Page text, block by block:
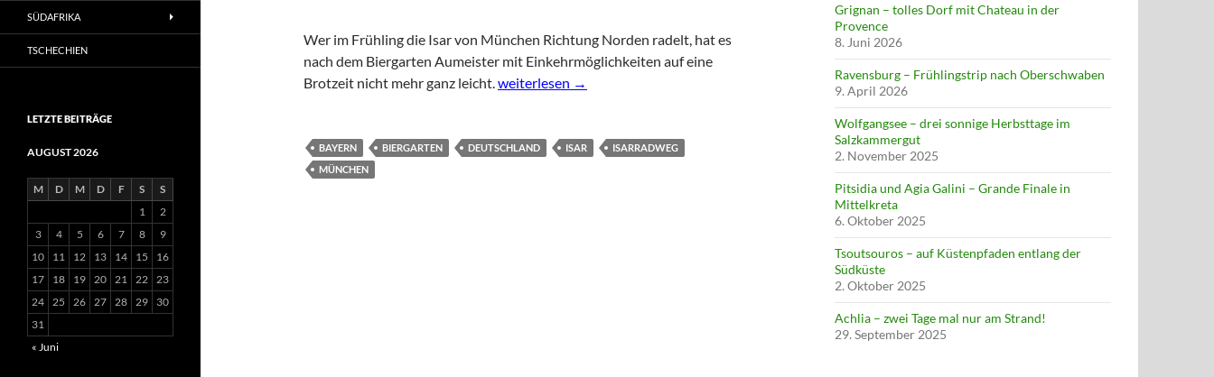
Wer im Frühling die Isar von München Richtung Norden radelt, hat es
nach dem Biergarten Aumeister mit Einkehrmöglichkeiten auf eine
Brotzeit nicht mehr ganz leicht.Isarradweg im Münchner Norden mit Rast im Biergarten Zur Mühle in Ismaning
weiterlesen →
BAYERN BIERGARTEN DEUTSCHLAND ISAR
ISARRADWEG
MÜNCHEN
Grignan – tolles Dorf mit Chateau in der
Provence
8. Juni 2026
Ravensburg – Frühlingstrip nach Oberschwaben
9. April 2026
Wolfgangsee – drei sonnige Herbsttage im
Salzkammergut
2. November 2025
Pitsidia und Agia Galini – Grande Finale in
Mittelkreta
6. Oktober 2025
Tsoutsouros – auf Küstenpfaden entlang der
Südküste
2. Oktober 2025
Achlia – zwei Tage mal nur am Strand!
29. September 2025
SÜDAFRIKA
TSCHECHIEN
LETZTE BEITRÄGE
AUGUST 2026
M D M D F S
S
1
2
3
4 5 6 7 8
9
10
11 12 13 14 15
16
17
18 19 20 21 22 23
24 25 26 27 28 29
30
31
« Juni